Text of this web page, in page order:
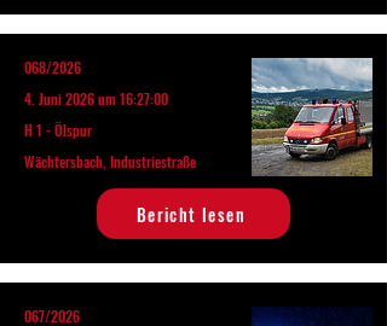
068/2026
4. Juni 2026 um 16:27:00
H 1 - Ölspur
Wächtersbach, Industriestraße
Bericht lesen
067/2026